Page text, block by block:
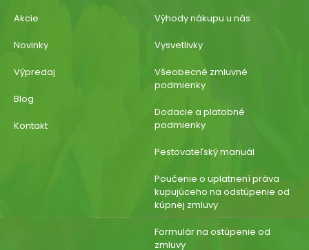
Akcie
Novinky
Výpredaj
Blog
Kontakt
Výhody nákupu u nás
Vysvetlivky
Všeobecné zmluvné
podmienky
Dodacie a platobné
podmienky
Pestovateľský manuál
Poučenie o uplatnení práva
kupujúceho na odstúpenie od
kúpnej zmluvy
Formulár na ostúpenie od
zmluvy